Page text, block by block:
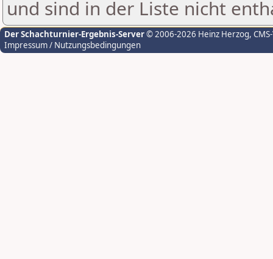
und sind in der Liste nicht
Der Schachturnier-Ergebnis-Server© 2006-2026 Heinz Herzog,
Impressum / Nutzungsbedingungen